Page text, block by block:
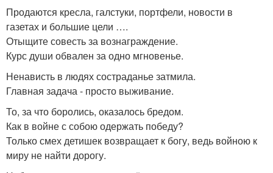
Продаются кресла, галстуки, портфели, новости в
газетах и большие цели ….
Отыщите совесть за вознаграждение.
Курс души обвален за одно мгновенье.
Ненависть в людях состраданье затмила.
Главная задача - просто выживание.
То, за что боролись, оказалось бредом.
Как в войне с собою одержать победу?
Только смех детишек возвращает к богу, ведь войною к
миру не найти дорогу.